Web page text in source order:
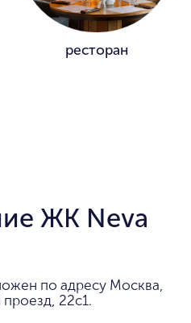
ресторан
ЖК Neva
по адресу Москва,
22с1.